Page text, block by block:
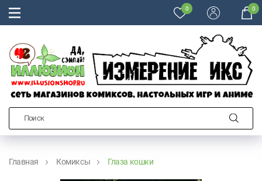
0 0
Главная Комиксы Глаза кошки